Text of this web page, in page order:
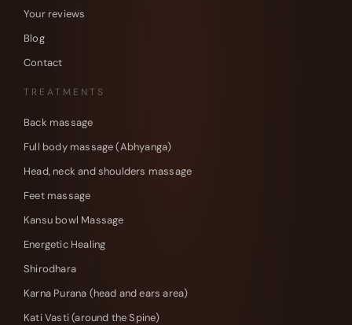
Your reviews
Blog
Contact
TREATMENTS
Back massage
Full body massage (Abhyanga)
Head, neck and shoulders massage
Feet massage
Kansu bowl Massage
Energetic Healing
Shirodhara
Karna Purana (head and ears area)
Kati Vasti (around the Spine)